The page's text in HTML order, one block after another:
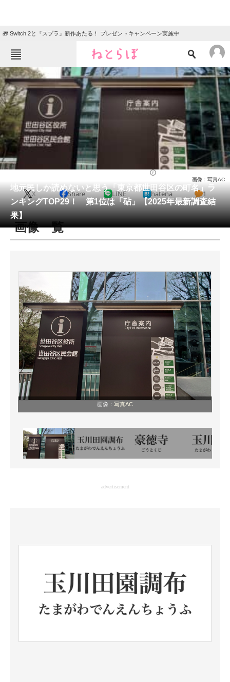
🎁 Switch 2と『スプラ』新作あたる！ プレゼントキャンペーン実施中
ねとらぼメニュー
TOP ニュース
エンタメ クイズ
グルメ
住まい
動物
会員記事
メディア
注目記事を集めた総合ページ
スマホと通信の最新トレンド
進化するPCとデバイスの未来
好きが集まる 比べて選べる
ビジネスと働き方のヒント
AI活用のいまが分かる
企業ITのトレンドを詳説
経営リーダーのコミュニティ
マーケ×ITの今がよく分かる
ITエンジニア向け専門サイト
電子設計の基本と応用
エネルギーの専門メディア
地元民しか読めないと思う「東京都世田谷区の町名」ラ
ンキングTOP29！ 第1位は「砧」【2025年最新調査結
果】
画像：写真AC
X Share LINE hatena 1
画像一覧
画像： 写真AC
advertisement